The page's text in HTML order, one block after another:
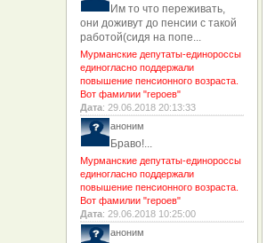
Им то что переживать,
они доживут до пенсии с такой
работой(сидя на попе...
Мурманские депутаты-единороссы
единогласно поддержали
повышение пенсионного возраста.
Вот фамилии "героев"
Дата: 29.06.2018 20:13:33
аноним
Браво!...
Мурманские депутаты-единороссы
единогласно поддержали
повышение пенсионного возраста.
Вот фамилии "героев"
Дата: 29.06.2018 10:25:00
аноним